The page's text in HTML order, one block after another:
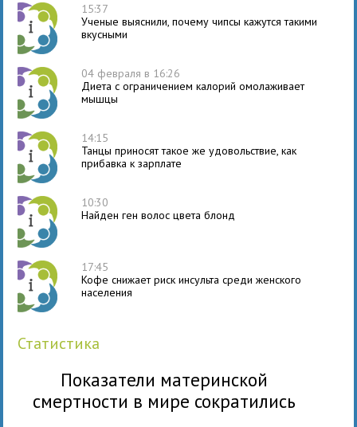
15:37
Ученые выяснили, почему чипсы кажутся такими
вкусными
04 февраля в 16:26
Диета с ограничением калорий омолаживает
мышцы
14:15
Танцы приносят такое же удовольствие, как
прибавка к зарплате
10:30
Найден ген волос цвета блонд
17:45
Кофе снижает риск инсульта среди женского
населения
статистика
Показатели материнской
смертности в мире сократились